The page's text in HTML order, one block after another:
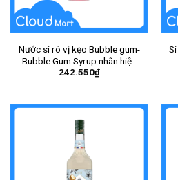
Nước si rô vị kẹo Bubble gum-
Bubble Gum Syrup nhãn hiệu
Monin 700ml – Chai
242.550₫